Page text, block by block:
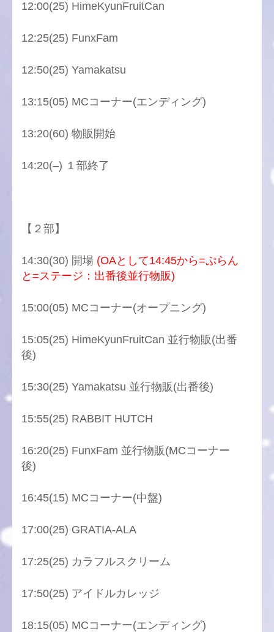
12:00(25) HimeKyunFruitCan
12:25(25) FunxFam
12:50(25) Yamakatsu
13:15(05) MCコーナー(エンディング)
13:20(60) 物販開始
14:20(–) １部終了
【２部】
14:30(30) 開場 (OAとして14:45から=ぷらん
と=ステージ：出番後並行物販)
15:00(05) MCコーナー(オープニング)
15:05(25) HimeKyunFruitCan 並行物販(出番
後)
15:30(25) Yamakatsu 並行物販(出番後)
15:55(25) RABBIT HUTCH
16:20(25) FunxFam 並行物販(MCコーナー
後)
16:45(15) MCコーナー(中盤)
17:00(25) GRATIA-ALA
17:25(25) カラフルスクリーム
17:50(25) アイドルカレッジ
18:15(05) MCコーナー(エンディング)